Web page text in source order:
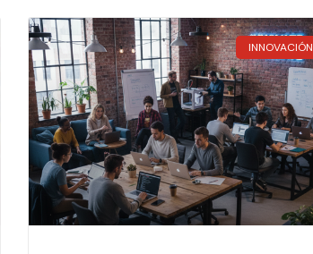
INNOVACIÓN